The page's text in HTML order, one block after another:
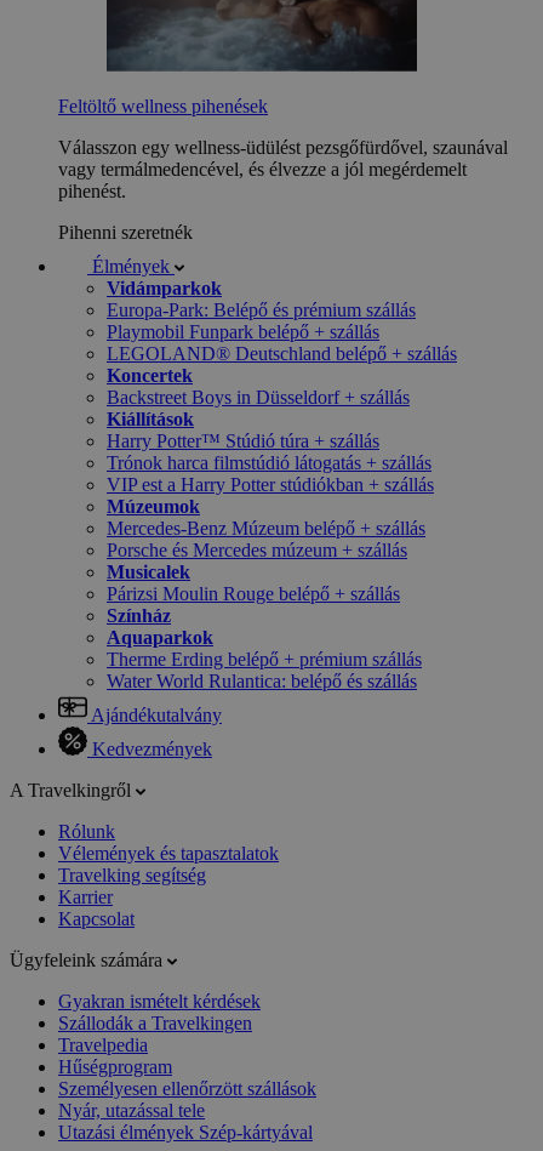
Feltöltő wellness pihenések
Válasszon egy wellness-üdülést pezsgőfürdővel, szaunával
vagy termálmedencével, és élvezze a jól megérdemelt
pihenést.
Pihenni szeretnék
Élmények
Vidámparkok
Europa-Park: Belépő és prémium szállás
Playmobil Funpark belépő + szállás
LEGOLAND® Deutschland belépő + szállás
Koncertek
Backstreet Boys in Düsseldorf + szállás
Kiállítások
Harry Potter™ Stúdió túra + szállás
Trónok harca filmstúdió látogatás + szállás
VIP est a Harry Potter stúdiókban + szállás
Múzeumok
Mercedes-Benz Múzeum belépő + szállás
Porsche és Mercedes múzeum + szállás
Musicalek
Párizsi Moulin Rouge belépő + szállás
Színház
Aquaparkok
Therme Erding belépő + prémium szállás
Water World Rulantica: belépő és szállás
Ajándékutalvány
Kedvezmények
A Travelkingről
Rólunk
Vélemények és tapasztalatok
Travelking segítség
Karrier
Kapcsolat
Ügyfeleink számára
Gyakran ismételt kérdések
Szállodák a Travelkingen
Travelpedia
Hűségprogram
Személyesen ellenőrzött szállások
Nyár, utazással tele
Utazási élmények Szép-kártyával